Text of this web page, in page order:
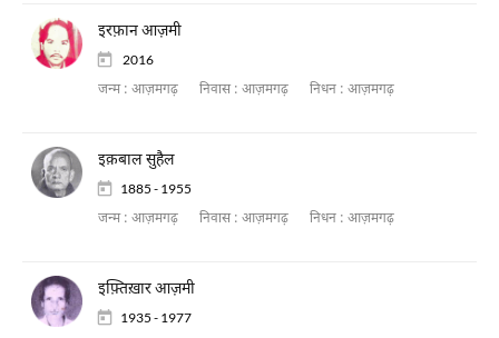
इरफ़ान आज़मी
2016
जन्म : आज़मगढ़ निवास : आज़मगढ़ निधन : आज़मगढ़
इक़बाल सुहैल
1885 - 1955
जन्म : आज़मगढ़ निवास : आज़मगढ़ निधन : आज़मगढ़
इफ़्तिख़ार आज़मी
1935 - 1977